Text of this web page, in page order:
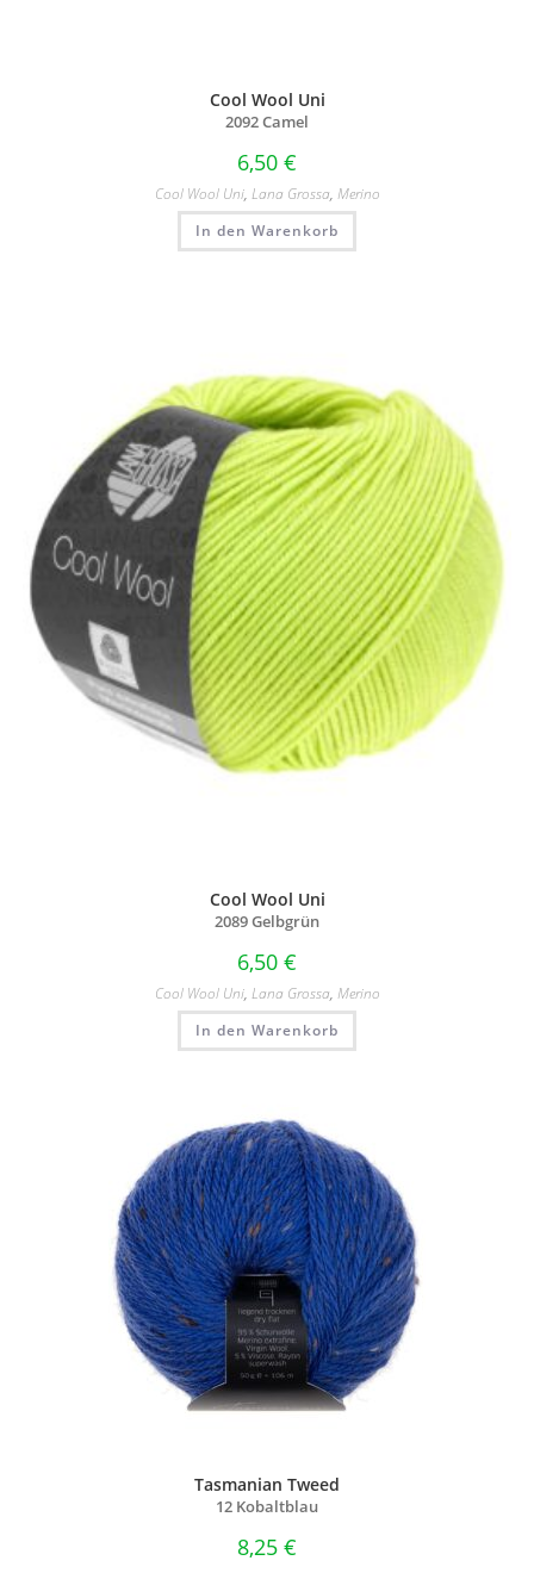
Cool Wool Uni
2092 Camel
6,50 €
Cool Wool Uni, Lana Grossa, Merino
In den Warenkorb
Cool Wool Uni
2089 Gelbgrün
6,50 €
Cool Wool Uni, Lana Grossa, Merino
In den Warenkorb
Tasmanian Tweed
12 Kobaltblau
8,25 €